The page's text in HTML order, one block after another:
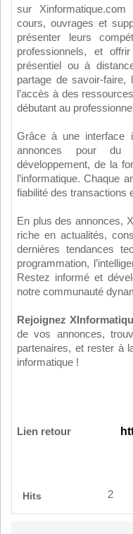
sur
cours, ouvrages et
présenter leurs
professionnels, et
présentiel ou à
partage de savoir-
l’accès à des
débutant au
Grâce à une interface
annonces pour du
développement, de la
l’informatique. Chaque
fiabilité des transactions
En plus des annonces,
riche en actualités,
dernières tendances
programmation,
Restez informé et
notre communauté
Rejoignez
de vos annonces,
partenaires, et rester à
informatique !
Lien retour
Hits 2